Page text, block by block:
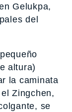
Gelukpa,
del
altura)
la caminata
Zingchen,
se